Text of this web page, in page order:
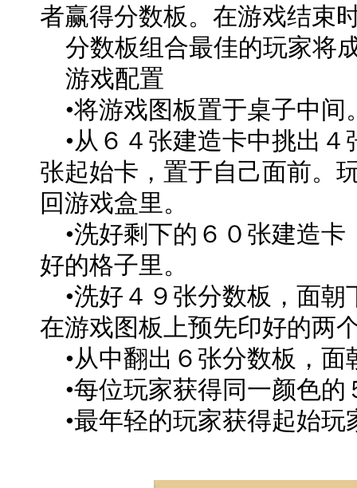
者赢得分数板。在游戏结束
分数板组合最佳的玩家将
游戏配置
•将游戏图板置于桌子中间
•从６４张建造卡中挑出４
张起始卡，置于自己面前。
回游戏盒里。
•洗好剩下的６０张建造卡
好的格子里。
•洗好４９张分数板，面朝
在游戏图板上预先印好的两
•从中翻出６张分数板，面
•每位玩家获得同一颜色的
•最年轻的玩家获得起始玩